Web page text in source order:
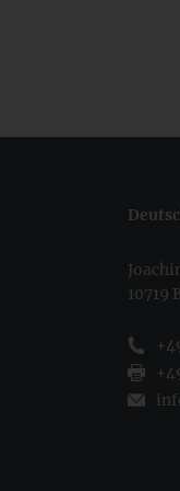
10719